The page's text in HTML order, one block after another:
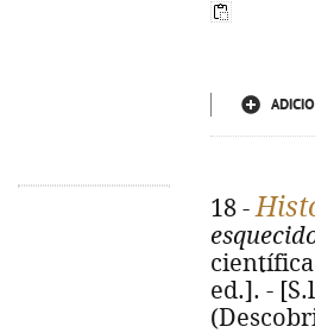
18 -
ed.]. -